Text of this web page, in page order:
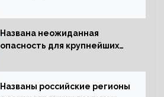
Названа неожиданная
опасность для крупнейших
Названы российские регионы